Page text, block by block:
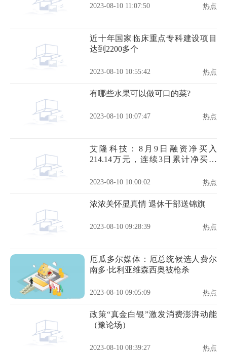
2023-08-10 11:07:50 热点
近十年国家临床重点专科建设项目
达到2200多个
2023-08-10 10:55:42 热点
有哪些水果可以做可口的菜?
2023-08-10 10:07:47 热点
艾隆科技：8月9日融资净买入
214.14万元，连续3日累计净买入
2023-08-10 10:00:02 热点
浓浓关怀显真情 退休干部送锦旗
2023-08-10 09:28:39 热点
厄瓜多尔媒体：厄总统候选人费尔
南多·比利亚维森西奥被枪杀
2023-08-10 09:05:09 热点
政策“真金白银”激发消费澎湃动能
（豫论场）
2023-08-10 08:39:27 热点